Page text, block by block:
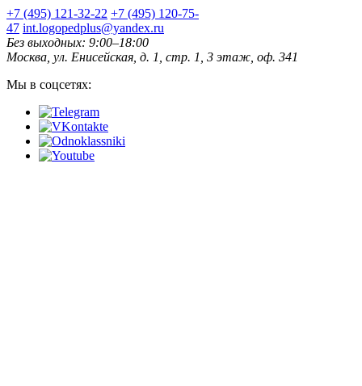
+7 (495) 121-32-22 +7 (495) 120-75-
47 int.logopedplus@yandex.ru
Без выходных: 9:00–18:00
Москва, ул. Енисейская, д. 1, стр. 1, 3 этаж, оф. 341
Мы в соцсетях: